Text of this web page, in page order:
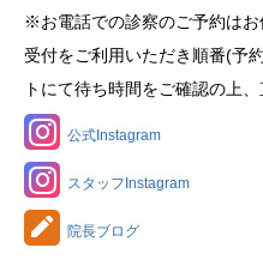
※お電話での診察のご予約は
受付をご利用いただき順番(予
トにて待ち時間をご確認の上、
公式Instagram
スタッフInstagram
院長ブログ